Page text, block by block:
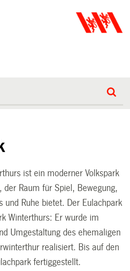
ist ein moderner Volkspark
der Raum für Spiel, Bewegung,
und Ruhe bietet. Der Eulachpark
Winterthurs: Er wurde im
Umgestaltung des ehemaligen
realisiert. Bis auf den
fertiggestellt.